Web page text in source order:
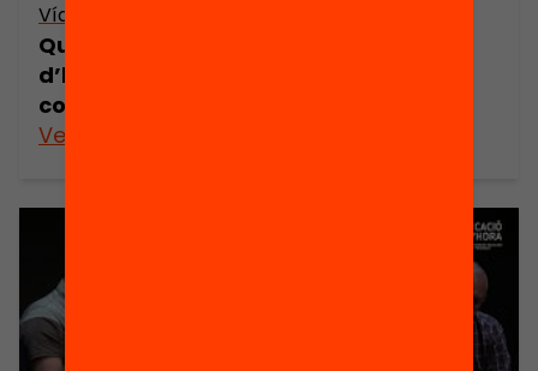
Vídeo
Quines possibilitats obre un canvi
d’horaris per al desenvolupament
competencial?
Veure’n més